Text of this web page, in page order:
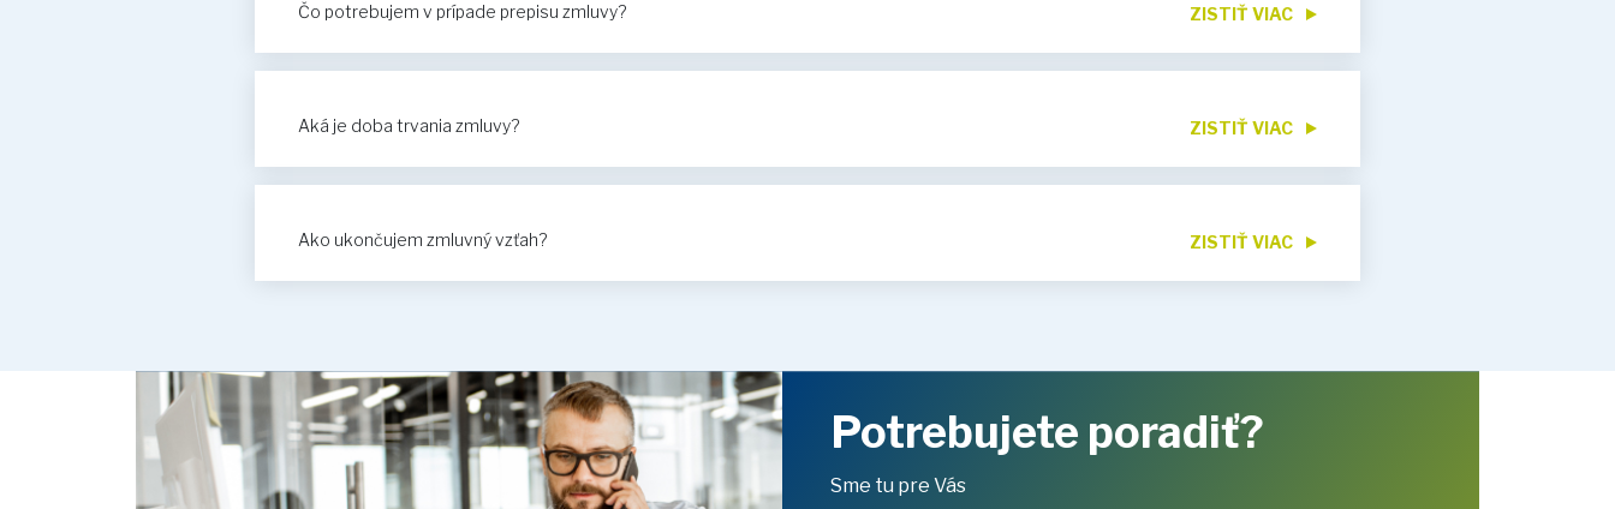
Čo potrebujem v prípade prepisu zmluvy? ZISTIŤ VIAC
Aká je doba trvania zmluvy? ZISTIŤ VIAC
Ako ukončujem zmluvný vzťah? ZISTIŤ VIAC
Potrebujete poradiť?
Sme tu pre Vás